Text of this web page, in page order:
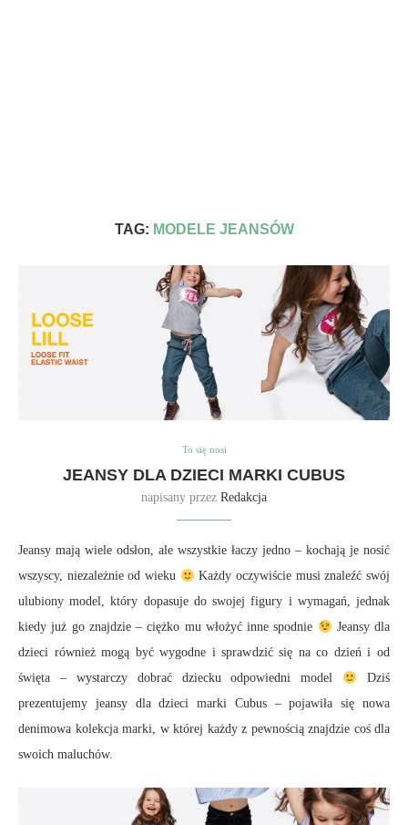
TAG: MODELE JEANSÓW
To się nosi
JEANSY DLA DZIECI MARKI CUBUS
napisany przez Redakcja
Jeansy mają wiele odsłon, ale wszystkie łaczy jedno – kochają je nosić
wszyscy, niezależnie od wieku
Każdy oczywiście musi znaleźć swój
ulubiony model, który dopasuje do swojej figury i wymagań, jednak
kiedy już go znajdzie – ciężko mu włożyć inne spodnie
Jeansy dla
dzieci również mogą być wygodne i sprawdzić się na co dzień i od
święta – wystarczy dobrać dziecku odpowiedni model
Dziś
prezentujemy jeansy dla dzieci marki Cubus – pojawiła się nowa
denimowa kolekcja marki, w której każdy z pewnością znajdzie coś dla
swoich maluchów.